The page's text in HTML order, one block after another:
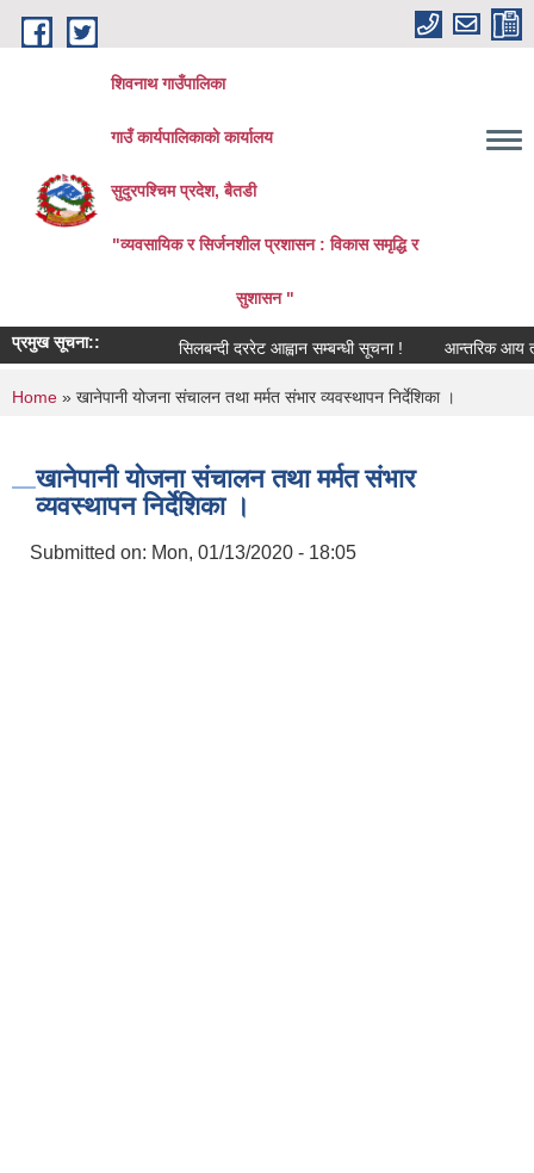
Skip to main content
शिवनाथ गाउँपालिका
गाउँ कार्यपालिकाकाे कार्यालय
सुदुरपश्चिम प्रदेश, बैतडी
"व्यवसायिक र सिर्जनशील प्रशासन : विकास समृद्धि र
सुशासन "
प्रमुख सूचना:: सिलबन्दी दररेट आह्वान सम्बन्धी सूचना ! आन्तरिक आय
You are here
Home » खानेपानी योजना संचालन तथा मर्मत संभार व्यवस्थापन निर्देशिका ।
खानेपानी योजना संचालन तथा मर्मत संभार
व्यवस्थापन निर्देशिका ।
Submitted on: Mon, 01/13/2020 - 18:05